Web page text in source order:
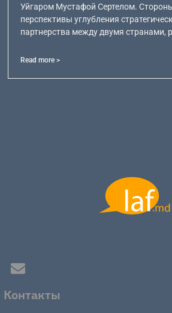
Уйгаром Мустафой Сертелом.
перспективы углубления
партнерства между двумя странами,
Read more >
Контакты